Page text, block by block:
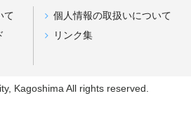
て
個人情報の取扱いについて
リンク集
Kagoshima All rights reserved.